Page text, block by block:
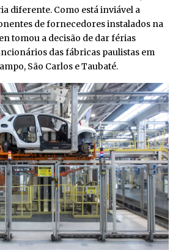
diferente. Como está inviável a
de fornecedores instalados na
tomou a decisão de dar férias
das fábricas paulistas em
São Carlos e Taubaté.